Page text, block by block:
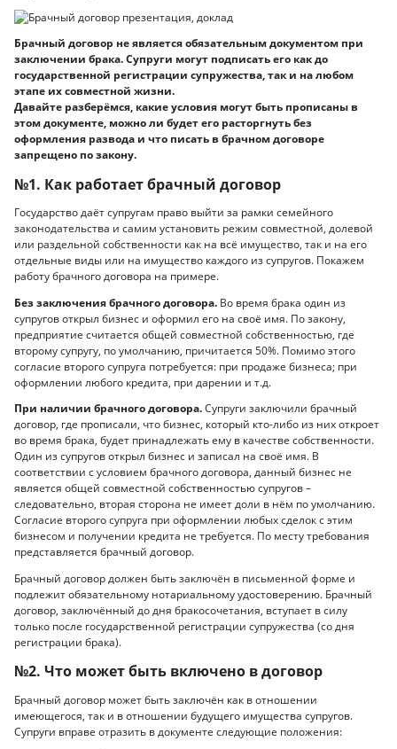
Брачный договор не является обязательным документом при
заключении брака. Супруги могут подписать его как до
государственной регистрации супружества, так и на любом
этапе их совместной жизни.
Давайте разберёмся, какие условия могут быть прописаны в
этом документе, можно ли будет его расторгнуть без
оформления развода и что писать в брачном договоре
запрещено по закону.
№1. Как работает брачный договор
Государство даёт супругам право выйти за рамки семейного
законодательства и самим установить режим совместной, долевой
или раздельной собственности как на всё имущество, так и на его
отдельные виды или на имущество каждого из супругов. Покажем
работу брачного договора на примере.
Без заключения брачного договора. Во время брака один из
супругов открыл бизнес и оформил его на своё имя. По закону,
предприятие считается общей совместной собственностью, где
второму супругу, по умолчанию, причитается 50%. Помимо этого
согласие второго супруга потребуется: при продаже бизнеса; при
оформлении любого кредита, при дарении и т.д.
При наличии брачного договора.Супруги заключили брачный
договор, где прописали, что бизнес, который кто-либо из них откроет
во время брака, будет принадлежать ему в качестве собственности.
Один из супругов открыл бизнес и записал на своё имя. В
соответствии с условием брачного договора, данный бизнес не
является общей совместной собственностью супругов –
следовательно, вторая сторона не имеет доли в нём по умолчанию.
Согласие второго супруга при оформлении любых сделок с этим
бизнесом и получении кредита не требуется. По месту требования
представляется брачный договор.
Брачный договор должен быть заключён в письменной форме и
подлежит обязательному нотариальному удостоверению. Брачный
договор, заключённый до дня бракосочетания, вступает в силу
только после государственной регистрации супружества (со дня
регистрации брака).
№2. Что может быть включено в договор
Брачный договор может быть заключён как в отношении
имеющегося, так и в отношении будущего имущества супругов.
Супруги вправе отразить в документе следующие положения: